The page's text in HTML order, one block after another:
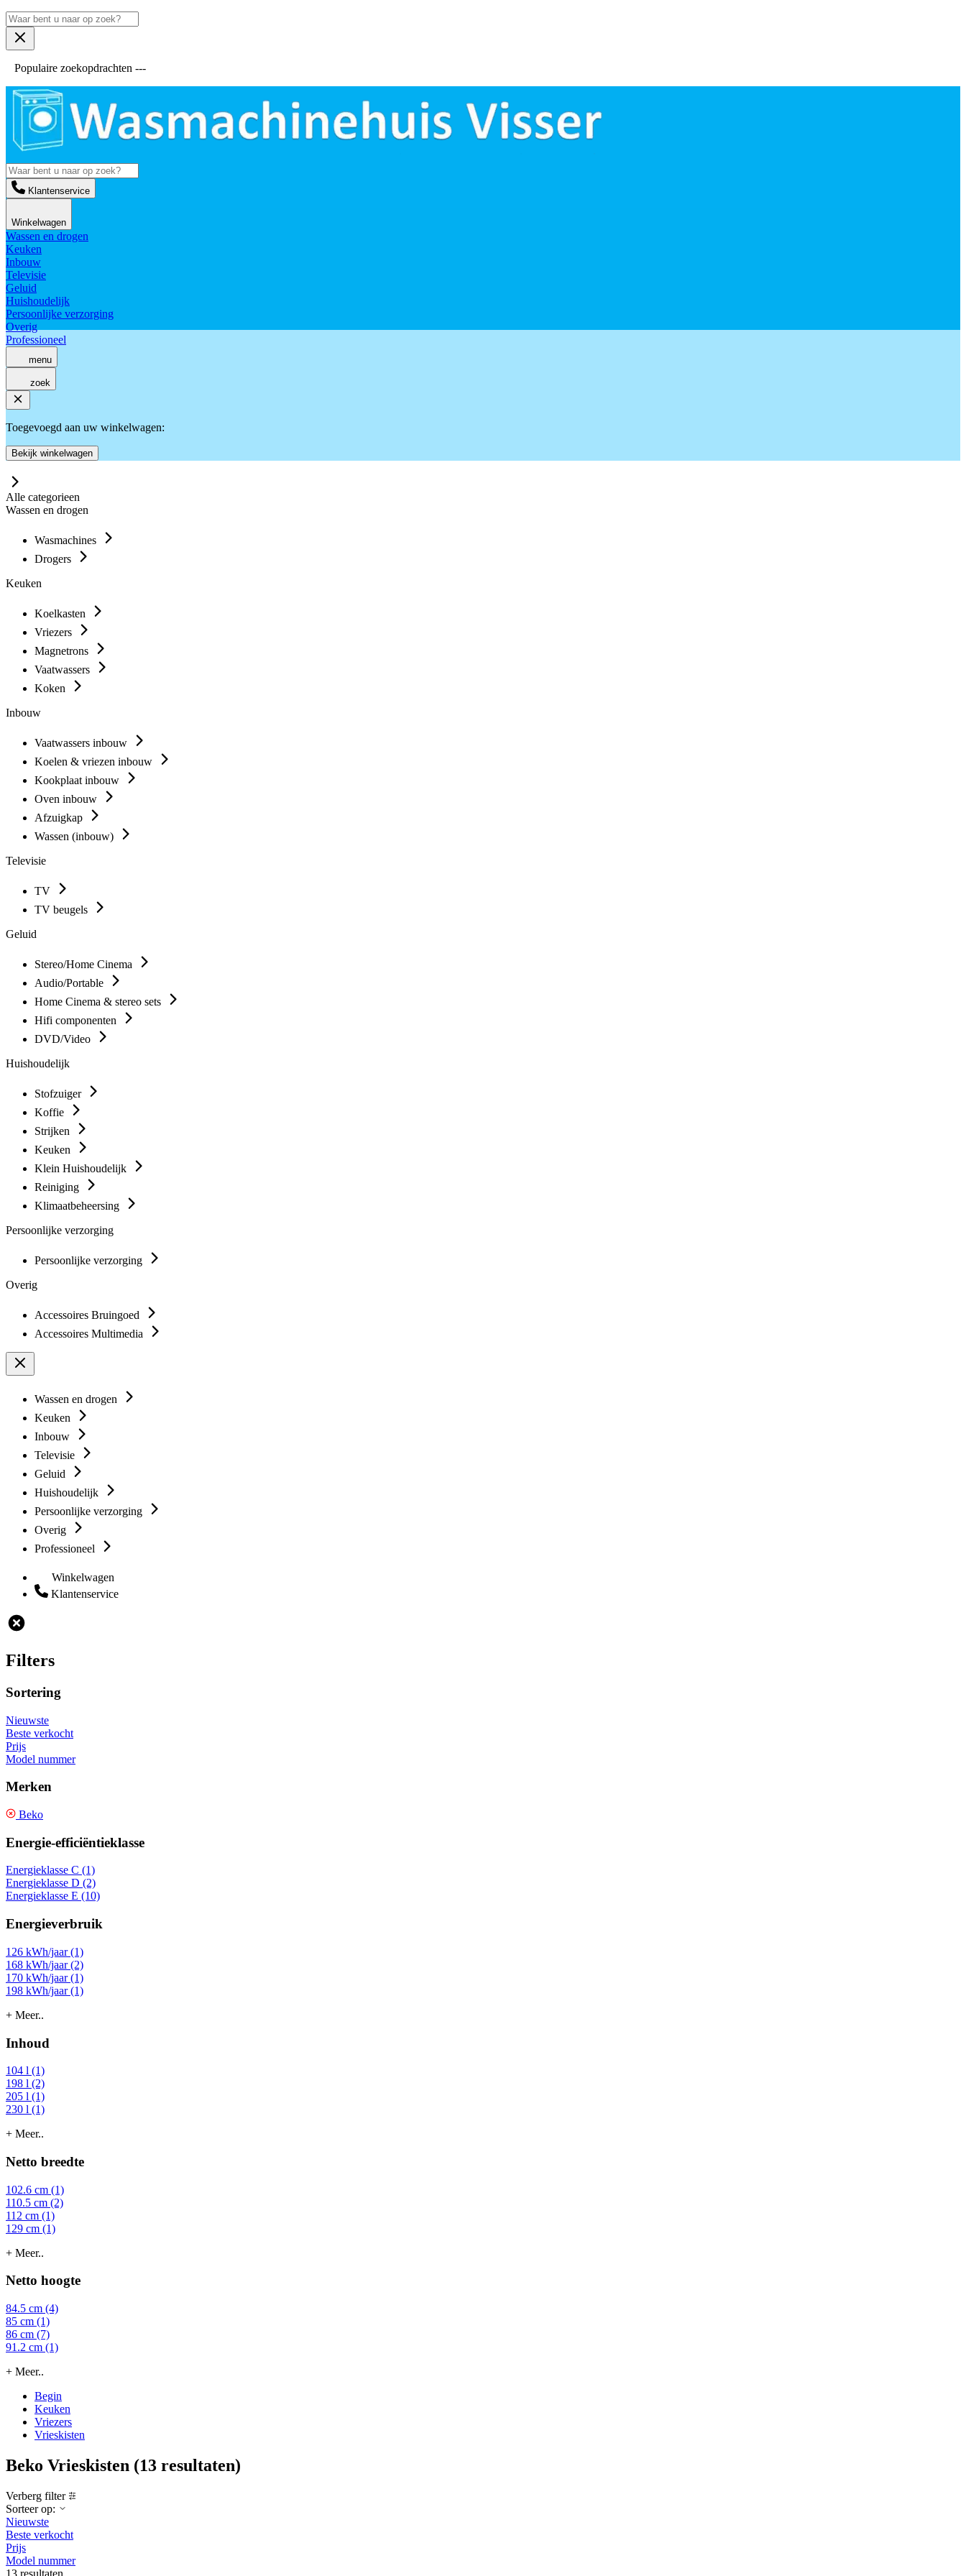
Populaire zoekopdrachten ---
Klantenservice
Winkelwagen
Wassen en drogen
Keuken
Inbouw
Televisie
Geluid
Huishoudelijk
Persoonlijke verzorging
Overig
Professioneel
menu
zoek
Toegevoegd aan uw winkelwagen:
Bekijk winkelwagen
Alle categorieen
Wassen en drogen
Wasmachines
Drogers
Keuken
Koelkasten
Vriezers
Magnetrons
Vaatwassers
Koken
Inbouw
Vaatwassers inbouw
Koelen & vriezen inbouw
Kookplaat inbouw
Oven inbouw
Afzuigkap
Wassen (inbouw)
Televisie
TV
TV beugels
Geluid
Stereo/Home Cinema
Audio/Portable
Home Cinema & stereo sets
Hifi componenten
DVD/Video
Huishoudelijk
Stofzuiger
Koffie
Strijken
Keuken
Klein Huishoudelijk
Reiniging
Klimaatbeheersing
Persoonlijke verzorging
Persoonlijke verzorging
Overig
Accessoires Bruingoed
Accessoires Multimedia
Wassen en drogen
Keuken
Inbouw
Televisie
Geluid
Huishoudelijk
Persoonlijke verzorging
Overig
Professioneel
Winkelwagen
Klantenservice
Filters
Sortering
Nieuwste
Beste verkocht
Prijs
Model nummer
Merken
Beko
Energie-efficiëntieklasse
Energieklasse C (1)
Energieklasse D (2)
Energieklasse E (10)
Energieverbruik
126 kWh/jaar (1)
168 kWh/jaar (2)
170 kWh/jaar (1)
198 kWh/jaar (1)
+ Meer..
Inhoud
104 l (1)
198 l (2)
205 l (1)
230 l (1)
+ Meer..
Netto breedte
102.6 cm (1)
110.5 cm (2)
112 cm (1)
129 cm (1)
+ Meer..
Netto hoogte
84.5 cm (4)
85 cm (1)
86 cm (7)
91.2 cm (1)
+ Meer..
Begin
Keuken
Vriezers
Vrieskisten
Beko Vrieskisten (13 resultaten)
Verberg filter
Sorteer op:
Nieuwste
Beste verkocht
Prijs
Model nummer
13 resultaten